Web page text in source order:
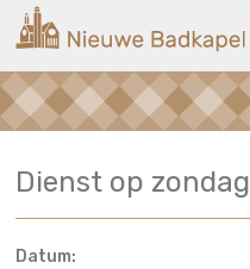
naar
inhoud
Nieuwe
Badkapel
op
Dienst op zondag
Datum: